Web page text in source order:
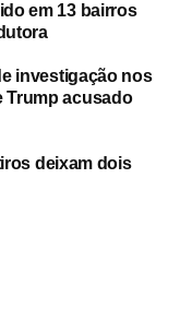
em 13 bairros
investigação nos
Trump acusado
deixam dois